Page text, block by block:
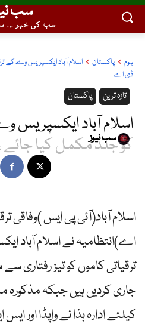
سب
سب کی خبر ...
ہوم پاکستان
اسلام آباد ایکسپریس وے کے
ڈی اے
پاکستان تازہ ترین
اسلام آباد ایکسپریس
کو جلد مکمل کیا
سب نیوز
اسلام آباد(آئی پی ایس )وفاقی
اے)انتظامیہ نے اسلام آباد
ترقیاتی کاموں کو تیز رفتاری
جاری کردیں ہیں جبکہ
کیلئے ادارہ ہذا نے واپڈا اور